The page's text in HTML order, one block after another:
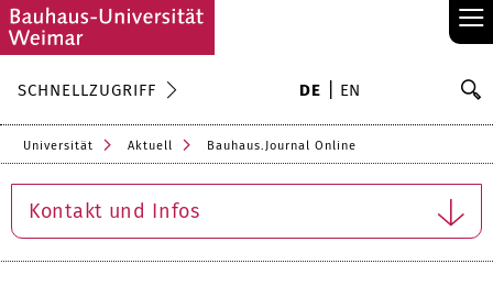
≡
SCHNELLZUGRIFF DE EN
Universität Aktuell Bauhaus.Journal Online
Kontakt und Infos